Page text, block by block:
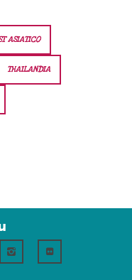
ASIATICO
THAILANDIA